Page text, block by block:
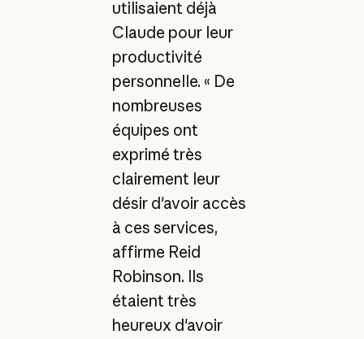
utilisaient déjà
Claude pour leur
productivité
personnelle. « De
nombreuses
équipes ont
exprimé très
clairement leur
désir d'avoir accès
à ces services,
affirme Reid
Robinson. Ils
étaient très
heureux d'avoir